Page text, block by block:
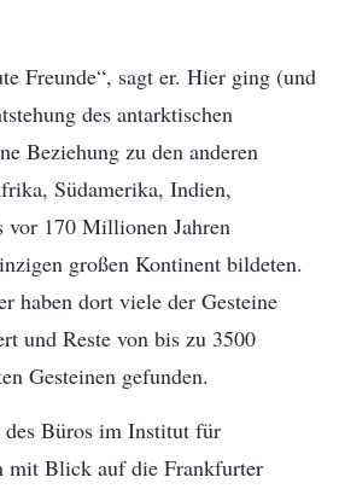
Freunde“, sagt er. Hier ging (und
des antarktischen
Beziehung zu den anderen
Südamerika, Indien,
vor 170 Millionen Jahren
großen Kontinent bildeten.
haben dort viele der Gesteine
und Reste von bis zu 3500
Gesteinen gefunden.
des Büros im Institut für
mit Blick auf die Frankfurter